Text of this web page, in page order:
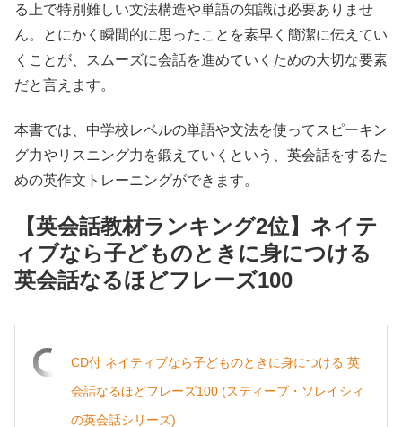
る上で特別難しい文法構造や単語の知識は必要ありませ
ん。とにかく瞬間的に思ったことを素早く簡潔に伝えてい
くことが、スムーズに会話を進めていくための大切な要素
だと言えます。
本書では、中学校レベルの単語や文法を使ってスピーキン
グ力やリスニング力を鍛えていくという、英会話をするた
めの英作文トレーニングができます。
【英会話教材ランキング2位】ネイテ
ィブなら子どものときに身につける
英会話なるほどフレーズ100
CD付 ネイティブなら子どものときに身につける 英
会話なるほどフレーズ100 (スティーブ・ソレイシィ
の英会話シリーズ)